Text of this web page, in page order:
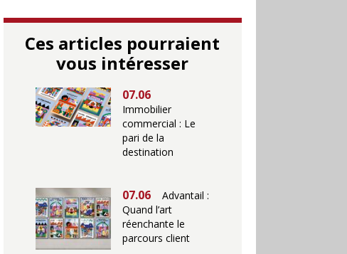
Ces articles pourraient
vous intéresser
07.06
Immobilier
commercial : Le
pari de la
destination
07.06
Advantail :
Quand l’art
réenchante le
parcours client